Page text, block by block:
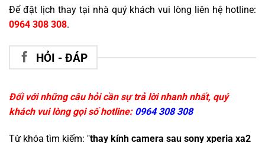
Để đặt lịch thay tại nhà quý khách vui lòng liên hệ hotline:
0964 308 308.
HỎI - ĐÁP
Đối với những câu hỏi cần sự trả lời nhanh nhất, quý
khách vui lòng gọi số hotline: 0964 308 308
Từ khóa tìm kiếm: "thay kính camera sau sony xperia xa2